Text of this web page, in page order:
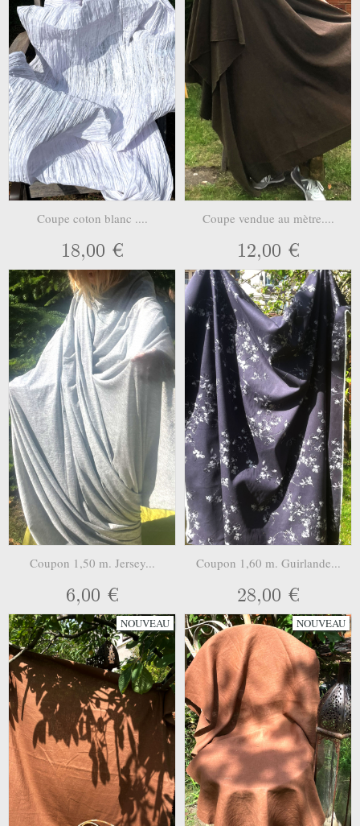
Coupe coton blanc ....
18,00 €
Coupe vendue au mètre....
12,00 €
Coupon 1,50 m. Jersey...
6,00 €
Coupon 1,60 m. Guirlande...
28,00 €
NOUVEAU NOUVEAU